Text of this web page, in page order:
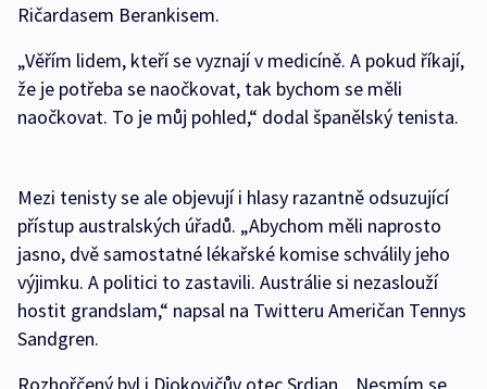
Ričardasem Berankisem.
„Věřím lidem, kteří se vyznají v medicíně. A pokud říkají,
že je potřeba se naočkovat, tak bychom se měli
naočkovat. To je můj pohled,“ dodal španělský tenista.
Mezi tenisty se ale objevují i hlasy razantně odsuzující
přístup australských úřadů. „Abychom měli naprosto
jasno, dvě samostatné lékařské komise schválily jeho
výjimku. A politici to zastavili. Austrálie si nezaslouží
hostit grandslam,“ napsal na Twitteru Američan Tennys
Sandgren.